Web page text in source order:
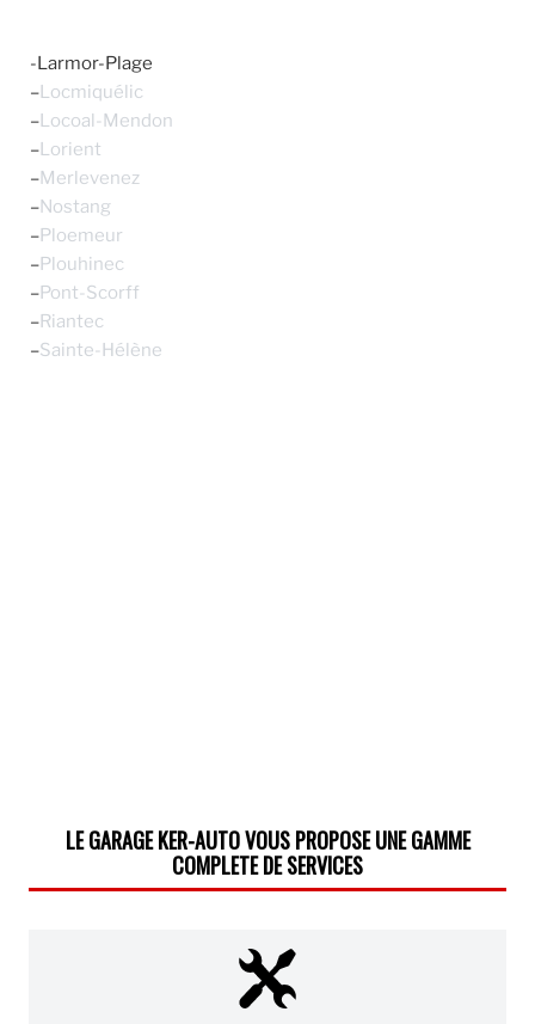
-Larmor-Plage
–Locmiquélic
–Locoal-Mendon
–Lorient
–Merlevenez
–Nostang
–Ploemeur
–Plouhinec
–Pont-Scorff
–Riantec
–Sainte-Hélène
LE GARAGE KER-AUTO VOUS PROPOSE UNE GAMME
COMPLETE DE SERVICES